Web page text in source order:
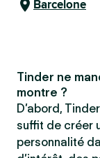
Barcelone
Tinder ne
montre ?
D’abord,
suffit de créer
personnalité